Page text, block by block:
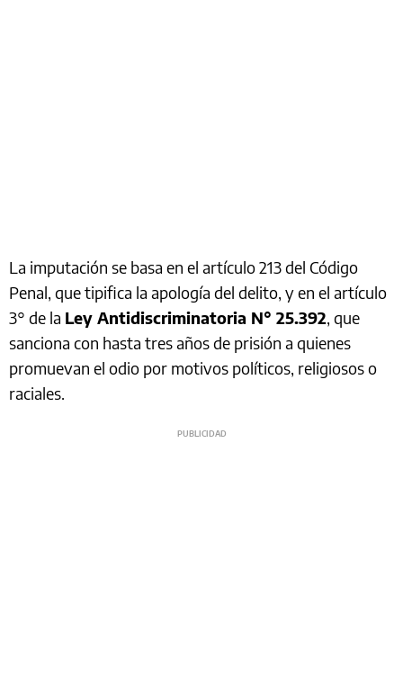
La imputación se basa en el artículo 213 del Código
Penal, que tipifica la apología del delito, y en el artículo
3° de la Ley Antidiscriminatoria N° 25.392, que
sanciona con hasta tres años de prisión a quienes
promuevan el odio por motivos políticos, religiosos o
raciales.